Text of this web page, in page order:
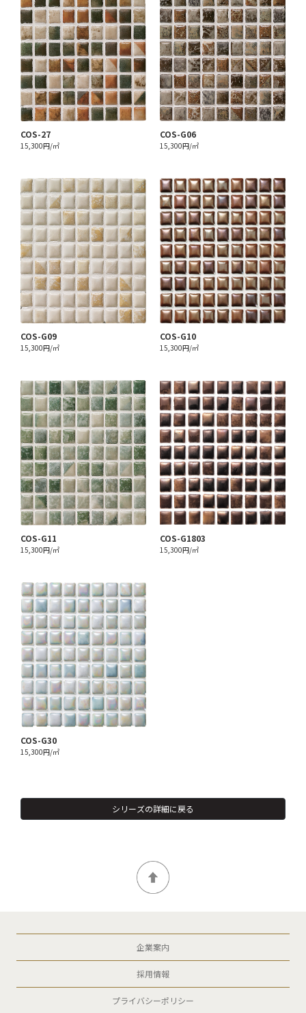
COS-27
15,300円/㎡
COS-G06
15,300円/㎡
COS-G09
15,300円/㎡
COS-G10
15,300円/㎡
COS-G11
15,300円/㎡
COS-G1803
15,300円/㎡
COS-G30
15,300円/㎡
シリーズの詳細に戻る
企業案内
採用情報
プライバシーポリシー